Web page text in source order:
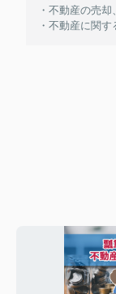
・不動産の売
・不動産に関